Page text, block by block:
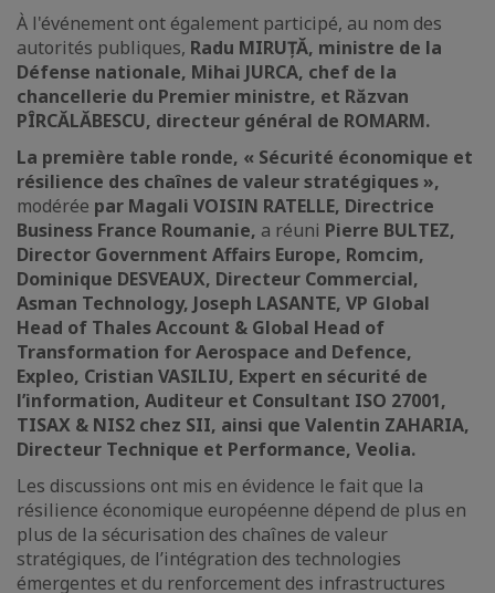
À l'événement ont également participé, au nom des
autorités publiques, Radu MIRUȚĂ, ministre de la
Défense nationale, Mihai JURCA, chef de la
chancellerie du Premier ministre, et Răzvan
PÎRCĂLĂBESCU, directeur général de ROMARM.
La première table ronde, « Sécurité économique et
résilience des chaînes de valeur stratégiques »,
modérée par Magali VOISIN RATELLE, Directrice
Business France Roumanie, a réuni Pierre BULTEZ,
Director Government Affairs Europe, Romcim,
Dominique DESVEAUX, Directeur Commercial,
Asman Technology, Joseph LASANTE, VP Global
Head of Thales Account & Global Head of
Transformation for Aerospace and Defence,
Expleo, Cristian VASILIU, Expert en sécurité de
l’information, Auditeur et Consultant ISO 27001,
TISAX & NIS2 chez SII, ainsi que Valentin ZAHARIA,
Directeur Technique et Performance, Veolia.
Les discussions ont mis en évidence le fait que la
résilience économique européenne dépend de plus en
plus de la sécurisation des chaînes de valeur
stratégiques, de l’intégration des technologies
émergentes et du renforcement des infrastructures